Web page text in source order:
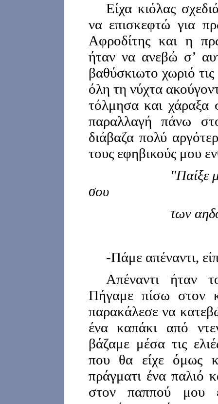
Είχα κιόλας
να επισκεφτώ για
Αφροδίτης και η
ήταν να ανεβώ σ’
βαθύσκιωτο χωριό
όλη τη νύχτα
τόλμησα και χάραξα
παραλλαγή πάνω
διάβαζα πολύ
τους εφηβικούς μου
"Παίξε
σου
των
-Πάμε απέναντι,
Απέναντι ήταν
Πήγαμε πίσω στον
παρακάλεσε να
ένα καπάκι από
βάζαμε μέσα τις
που θα είχε όμως
πράγματι ένα παλιό
στον παππού μου